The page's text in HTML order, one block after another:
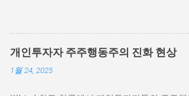
쳐타워는 새로운 탄력을
고 있는 상황에서, 시그니
다. 또한, 서울 을지로라는
비판하며, 대안을 제시했습니다. 특히, 재무
니다. 영풍·MBK파트너스 연합은 기존 이사
다 투명한 기업 지배구조 구축이 필요하다고
총회에서 지지를 얻기 위해 잇따라 발언하였
에서 자신의 입장을 고수하며, 최 회장 측의
개인투자자 주주행동주의 진화 현상
1월 24, 2025